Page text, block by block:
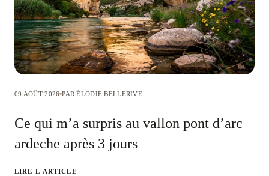
09 AOÛT 2026 PAR ÉLODIE BELLERIVE
Ce qui m’a surpris au vallon pont d’arc
ardeche après 3 jours
LIRE L'ARTICLE